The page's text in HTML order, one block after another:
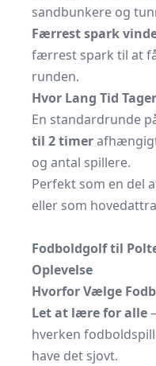
sandbunkere og
Færrest spark
færrest spark til at
runden.
Hvor Lang Tid
En standardrunde
til 2 timer
og antal spillere.
Perfekt som en del
eller som
Fodboldgolf til
Oplevelse
Hvorfor Vælge
Let at lære for alle
hverken
have det sjovt.